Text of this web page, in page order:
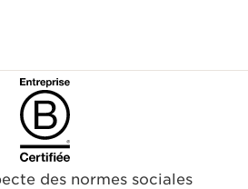
des normes sociales